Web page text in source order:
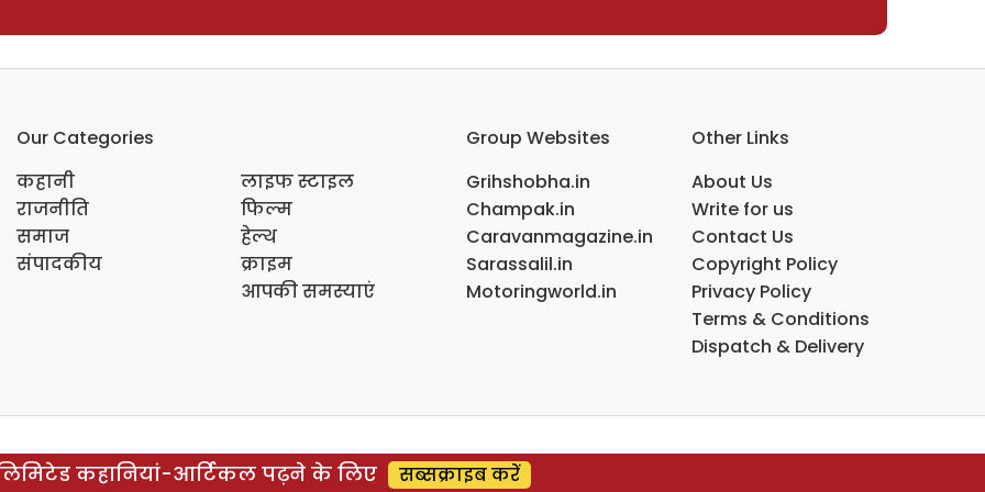
Our Categories
कहानी
राजनीति
समाज
संपादकीय
लाइफ स्टाइल
फिल्म
हेल्थ
क्राइम
आपकी समस्याएं
Group Websites
Grihshobha.in
Champak.in
Caravanmagazine.in
Sarassalil.in
Motoringworld.in
Other Links
About Us
Write for us
Contact Us
Copyright Policy
Privacy Policy
Terms & Conditions
Dispatch & Delivery
कहानियां-आर्टिकल पढ़ने के लिए सब्सक्राइब करें